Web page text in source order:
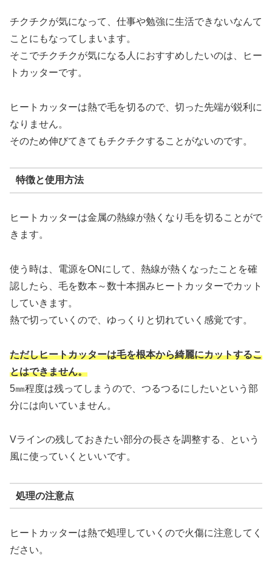
チクチクが気になって、仕事や勉強に生活できないなんて
ことにもなってしまいます。
そこでチクチクが気になる人におすすめしたいのは、ヒー
トカッターです。
ヒートカッターは熱で毛を切るので、切った先端が鋭利に
なりません。
そのため伸びてきてもチクチクすることがないのです。
特徴と使用方法
ヒートカッターは金属の熱線が熱くなり毛を切ることがで
きます。
使う時は、電源をONにして、熱線が熱くなったことを確
認したら、毛を数本～数十本掴みヒートカッターでカット
していきます。
熱で切っていくので、ゆっくりと切れていく感覚です。
ただしヒートカッターは毛を根本から綺麗にカットするこ
とはできません。
5㎜程度は残ってしまうので、つるつるにしたいという部
分には向いていません。
Vラインの残しておきたい部分の長さを調整する、という
風に使っていくといいです。
処理の注意点
ヒートカッターは熱で処理していくので火傷に注意してく
ださい。